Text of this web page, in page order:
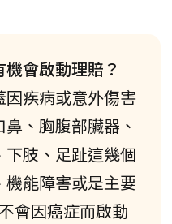
會啟動理賠？
疾病或意外傷害
、胸腹部臟器、
肢、足趾這幾個
能障害或是主要
會因癌症而啟動